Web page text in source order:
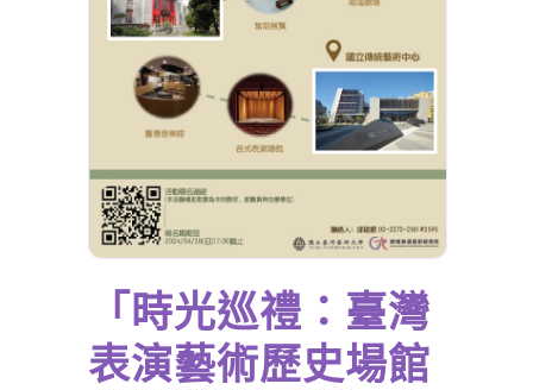
「時光巡禮：臺灣
表演藝術歷史場館